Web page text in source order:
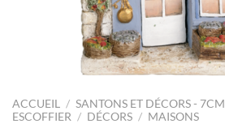
ACCUEIL / SANTONS ET DÉCORS - 7CM
ESCOFFIER / DÉCORS / MAISONS